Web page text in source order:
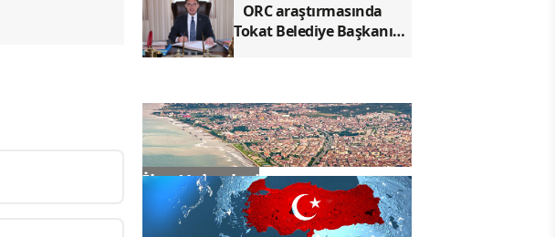
ORC araştırmasında
Tokat Belediye Başkanı
İlçe Haberleri